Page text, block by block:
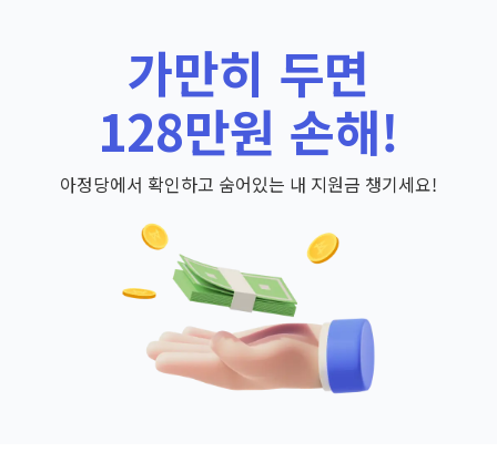
가만히 두면
128만원 손해!
아정당에서 확인하고 숨어있는 내 지원금 챙기세요!